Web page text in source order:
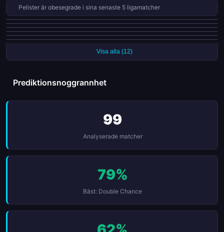
Pelister är obesegrade i sina senaste 5 ligamatcher
Vardar Skopje har gjort mål i varenda en av sina senaste 7 matcher
Shkupi 1927 lyckades inte göra mål i 20 av 32 matcher (63%)
Pelister har gjort mål i varenda en av sina senaste 6 matcher
FK Rabotnički har gjort mål i varenda en av sina senaste 6 matcher
Bashkimi Kumanovo har släppt in mål i varenda en av sina senaste 7
Visa alla (12)
Prediktionsnoggrannhet
99
Analyserade matcher
79%
Bäst: Double Chance